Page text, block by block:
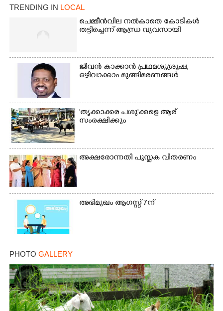
TRENDING IN LOCAL
ചെമ്മീൻവില നൽകാതെ കോടികൾ
തട്ടിച്ചെന്ന് ആന്ധ്ര വ്യവസായി
ജീവൻ കാക്കാൻ പ്രഥമശുശ്രൂഷ,
ഒഴിവാക്കാം മുങ്ങിമരണങ്ങൾ
'തൃക്കാക്കര പശു'ക്കളെ ആര്
സംരക്ഷിക്കും
അക്ഷരോന്നതി പുസ്തക വിതരണം
അഭിമുഖം ആഗസ്റ്റ് 7ന്
PHOTO GALLERY